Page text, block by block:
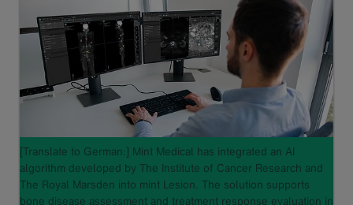
[Translate to German:] Mint Medical has integrated an AI
algorithm developed by The Institute of Cancer Research and
The Royal Marsden into mint Lesion. The solution supports
bone disease assessment and treatment response evaluation in